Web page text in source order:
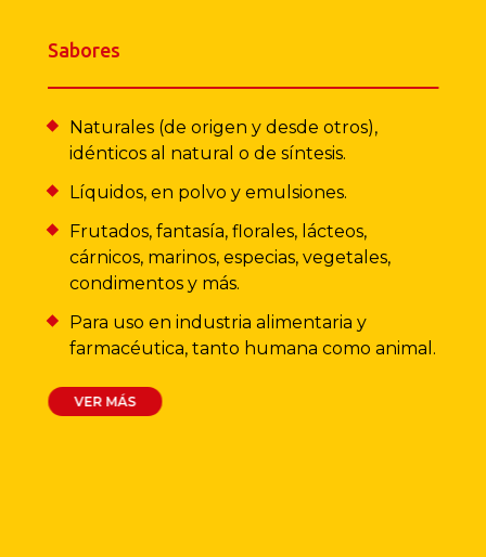
Sabores
Naturales (de origen y desde otros),
idénticos al natural o de síntesis.
Líquidos, en polvo y emulsiones.
Frutados, fantasía, florales, lácteos,
cárnicos, marinos, especias, vegetales,
condimentos y más.
Para uso en industria alimentaria y
farmacéutica, tanto humana como animal.
VER MÁS